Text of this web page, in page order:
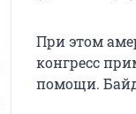
При этом
конгресс
помощи.